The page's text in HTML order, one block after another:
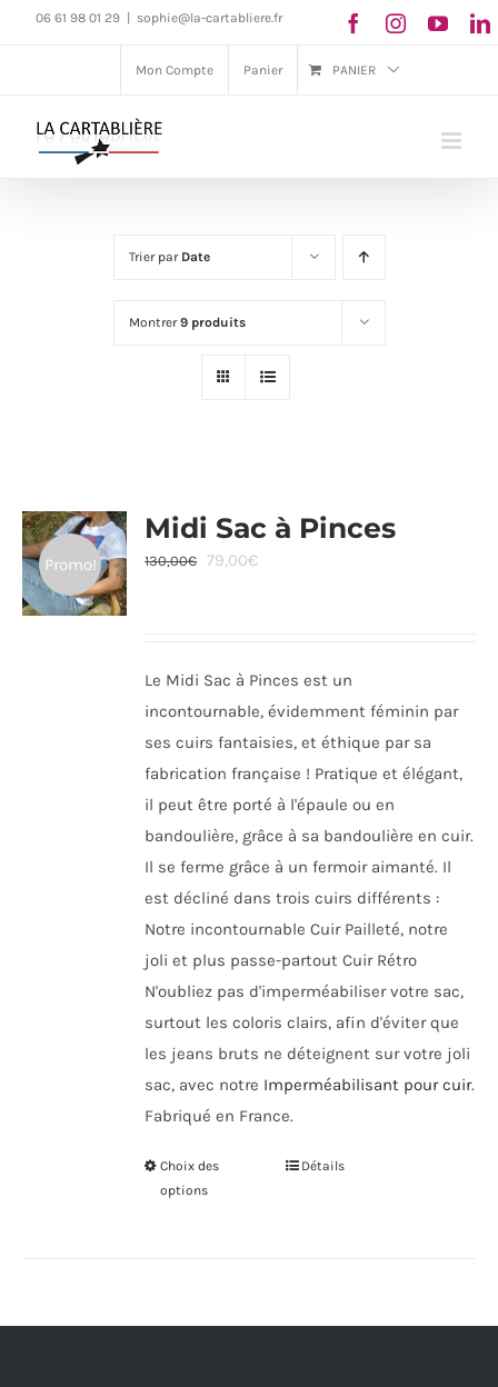
Passer06 61 98 01 29 sophie@la-cartabliere.fr
Mon Compte Panier PANIER
Trier par Date
Montrer9 produits
Promo!
Midi Sac à Pinces
130,00€
Le
130,00€.
79,00€Le
79,00€.
Le Midi Sac à Pinces est un
incontournable, évidemment féminin par
ses cuirs fantaisies, et éthique par sa
fabrication française ! Pratique et élégant,
il peut être porté à l'épaule ou en
bandoulière, grâce à sa bandoulière en cuir.
Il se ferme grâce à un fermoir aimanté. Il
est décliné dans trois cuirs différents :
Notre incontournable Cuir Pailleté, notre
joli et plus passe-partout Cuir Rétro
N'oubliez pas d'imperméabiliser votre sac,
surtout les coloris clairs, afin d'éviter que
les jeans bruts ne déteignent sur votre joli
sac, avec notre Imperméabilisant pour cuir.
Fabriqué en France.
Choix des
options
Ce
Les
Détails